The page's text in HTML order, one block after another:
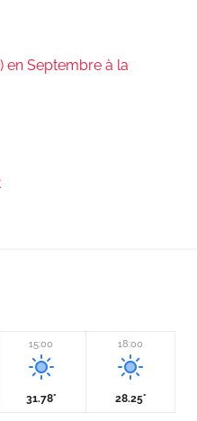
en Septembre à la
15:00
31.78°
18:00
28.25°